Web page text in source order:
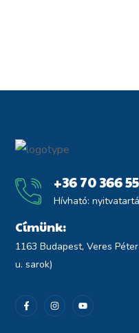
+36 70 366
Hívható:
Címünk:
1163 Budapest, Veres
u. sarok)